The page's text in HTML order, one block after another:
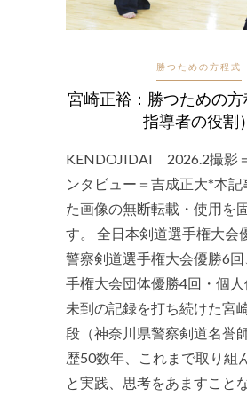
勝つための方程式
宮崎正裕：勝つための方
指導者の役割）
KENDOJIDAI 2026.2撮影
ンタビュー＝吉成正大*本
た画像の無断転載・使用を
す。 全日本剣道選手権大会
警察剣道選手権大会優勝6
手権大会団体優勝4回・個人
未到の記録を打ち続けた宮
段（神奈川県警察剣道名誉
歴50数年、これまで取り組
と実践、思考をあますこと